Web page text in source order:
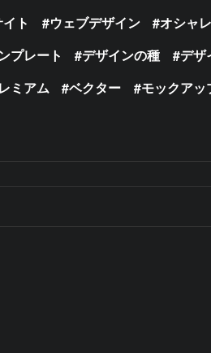
ト ウェブデザイン オシャレ
プレート デザインの種 デザ
ミアム ベクター モックアッ